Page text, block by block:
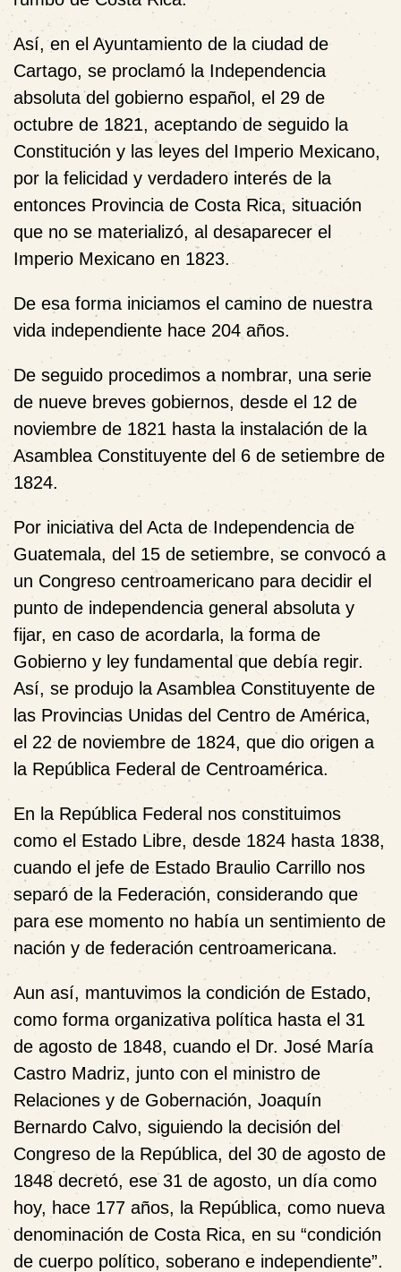
Así, en el Ayuntamiento de la ciudad de
Cartago, se proclamó la Independencia
absoluta del gobierno español, el 29 de
octubre de 1821, aceptando de seguido la
Constitución y las leyes del Imperio Mexicano,
por la felicidad y verdadero interés de la
entonces Provincia de Costa Rica, situación
que no se materializó, al desaparecer el
Imperio Mexicano en 1823.
De esa forma iniciamos el camino de nuestra
vida independiente hace 204 años.
De seguido procedimos a nombrar, una serie
de nueve breves gobiernos, desde el 12 de
noviembre de 1821 hasta la instalación de la
Asamblea Constituyente del 6 de setiembre de
1824.
Por iniciativa del Acta de Independencia de
Guatemala, del 15 de setiembre, se convocó a
un Congreso centroamericano para decidir el
punto de independencia general absoluta y
fijar, en caso de acordarla, la forma de
Gobierno y ley fundamental que debía regir.
Así, se produjo la Asamblea Constituyente de
las Provincias Unidas del Centro de América,
el 22 de noviembre de 1824, que dio origen a
la República Federal de Centroamérica.
En la República Federal nos constituimos
como el Estado Libre, desde 1824 hasta 1838,
cuando el jefe de Estado Braulio Carrillo nos
separó de la Federación, considerando que
para ese momento no había un sentimiento de
nación y de federación centroamericana.
Aun así, mantuvimos la condición de Estado,
como forma organizativa política hasta el 31
de agosto de 1848, cuando el Dr. José María
Castro Madriz, junto con el ministro de
Relaciones y de Gobernación, Joaquín
Bernardo Calvo, siguiendo la decisión del
Congreso de la República, del 30 de agosto de
1848 decretó, ese 31 de agosto, un día como
hoy, hace 177 años, la República, como nueva
denominación de Costa Rica, en su “condición
de cuerpo político, soberano e independiente”.